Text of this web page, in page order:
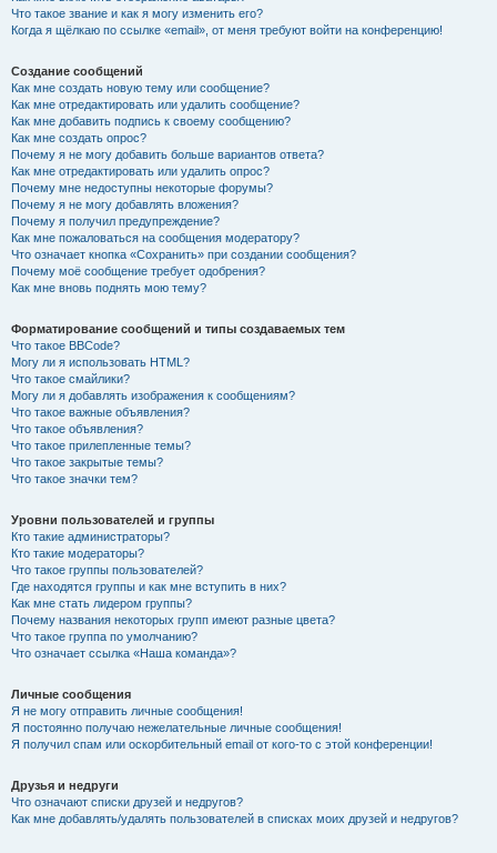
Что такое звание и как я могу изменить его?
Когда я щёлкаю по ссылке «email», от меня требуют войти на конференцию!
Создание сообщений
Как мне создать новую тему или сообщение?
Как мне отредактировать или удалить сообщение?
Как мне добавить подпись к своему сообщению?
Как мне создать опрос?
Почему я не могу добавить больше вариантов ответа?
Как мне отредактировать или удалить опрос?
Почему мне недоступны некоторые форумы?
Почему я не могу добавлять вложения?
Почему я получил предупреждение?
Как мне пожаловаться на сообщения модератору?
Что означает кнопка «Сохранить» при создании сообщения?
Почему моё сообщение требует одобрения?
Как мне вновь поднять мою тему?
Форматирование сообщений и типы создаваемых тем
Что такое BBCode?
Могу ли я использовать HTML?
Что такое смайлики?
Могу ли я добавлять изображения к сообщениям?
Что такое важные объявления?
Что такое объявления?
Что такое прилепленные темы?
Что такое закрытые темы?
Что такое значки тем?
Уровни пользователей и группы
Кто такие администраторы?
Кто такие модераторы?
Что такое группы пользователей?
Где находятся группы и как мне вступить в них?
Как мне стать лидером группы?
Почему названия некоторых групп имеют разные цвета?
Что такое группа по умолчанию?
Что означает ссылка «Наша команда»?
Личные сообщения
Я не могу отправить личные сообщения!
Я постоянно получаю нежелательные личные сообщения!
Я получил спам или оскорбительный email от кого-то с этой конференции!
Друзья и недруги
Что означают списки друзей и недругов?
Как мне добавлять/удалять пользователей в списках моих друзей и недругов?